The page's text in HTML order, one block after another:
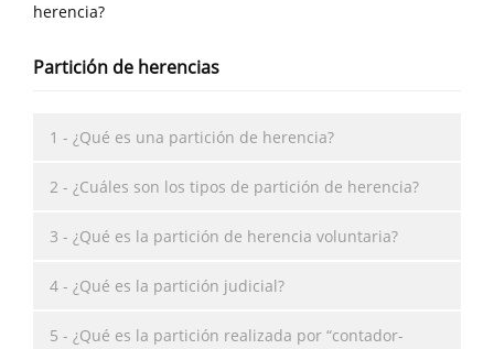
herencia?
Partición de herencias
1 - ¿Qué es una partición de herencia?
2 - ¿Cuáles son los tipos de partición de herencia?
3 - ¿Qué es la partición de herencia voluntaria?
4 - ¿Qué es la partición judicial?
5 - ¿Qué es la partición realizada por “contador-